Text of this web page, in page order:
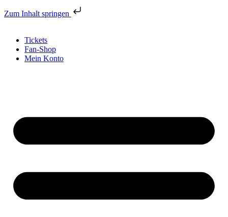
Zum Inhalt springen
Tickets
Fan-Shop
Mein Konto